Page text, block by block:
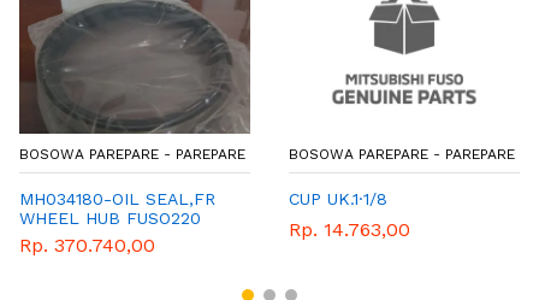
BOSOWA PAREPARE - PAREPARE
MH034180-OIL SEAL,FR
WHEEL HUB FUSO220
Rp. 370.740,00
BOSOWA PAREPARE - PAREPARE
CUP UK.1·1/8
Rp. 14.763,00